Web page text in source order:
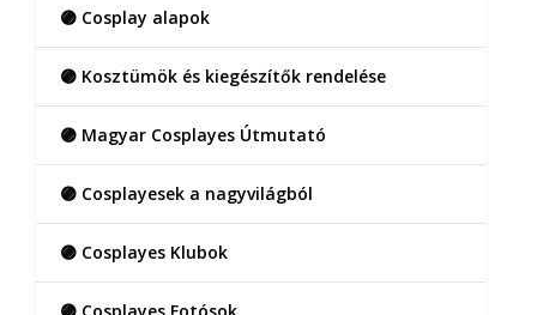
🟣 Cosplay alapok
🟣 Kosztümök és kiegészítők rendelése
🟣 Magyar Cosplayes Útmutató
🟣 Cosplayesek a nagyvilágból
🟣 Cosplayes Klubok